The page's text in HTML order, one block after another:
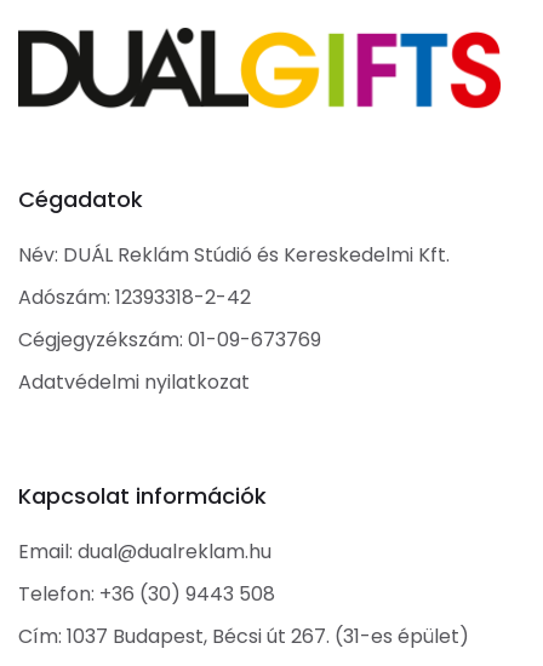
Cégadatok
Név: DUÁL Reklám Stúdió és Kereskedelmi Kft.
Adószám: 12393318-2-42
Cégjegyzékszám: 01-09-673769
Adatvédelmi nyilatkozat
Kapcsolat információk
Email: dual@dualreklam.hu
Telefon: +36 (30) 9443 508
Cím: 1037 Budapest, Bécsi út 267. (31-es épület)